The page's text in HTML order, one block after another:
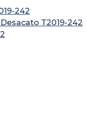
242
T2019-242